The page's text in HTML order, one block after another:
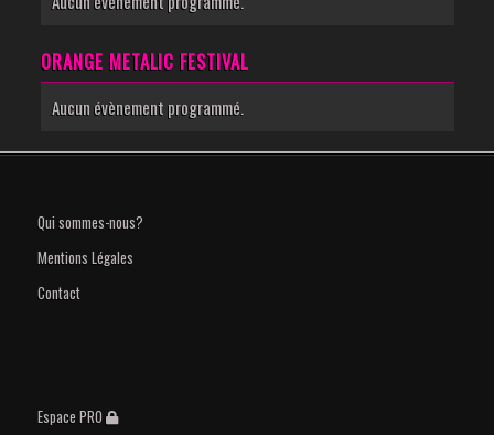
ORANGE METALIC FESTIVAL
Aucun évènement programmé.
Qui sommes-nous?
Mentions Légales
Contact
Espace PRO